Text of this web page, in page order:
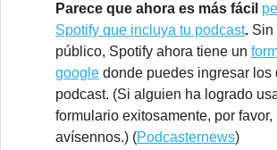
Parece que ahora es más fácil
Spotify que incluya tu podcast. Sin
público, Spotify ahora tiene un
google donde puedes ingresar los
podcast. (Si alguien ha logrado
formulario exitosamente, por favor,
avísennos.) (Podcasternews)